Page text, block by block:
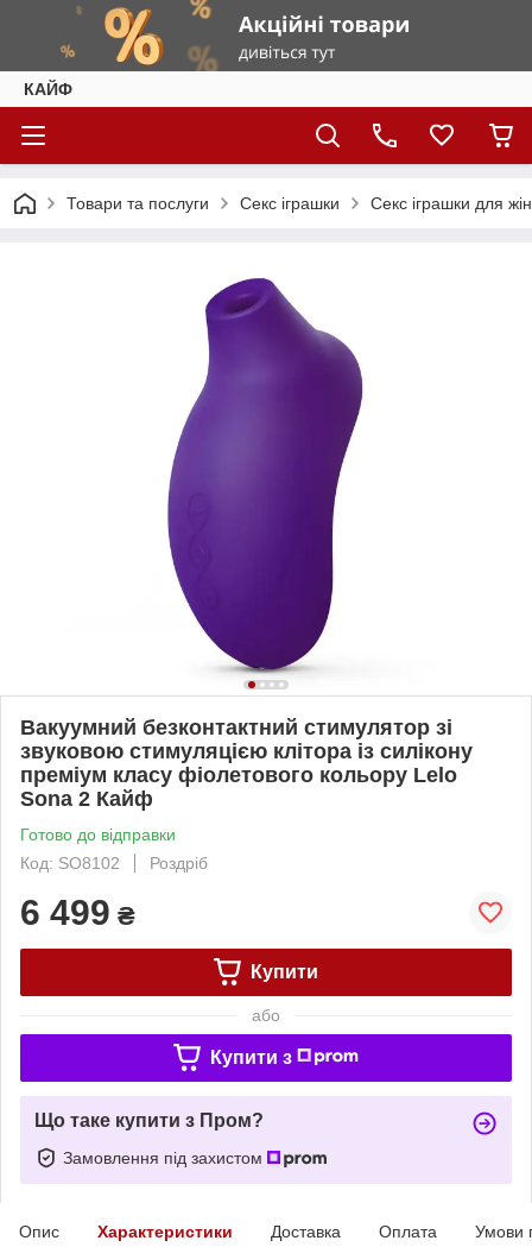
КАЙФ
Товари та послуги Секс іграшки Секс іграшки для
Вакуумний безконтактний стимулятор зі
звуковою стимуляцією клітора із силікону
преміум класу фіолетового кольору Lelo
Sona 2 Кайф
Готово до відправки
Код: SO8102
Роздріб
6 499 ₴
Купити
або
Купити з
Що таке купити з Пром?
Замовлення під захистом
Опис Характеристики Доставка Оплата Умови